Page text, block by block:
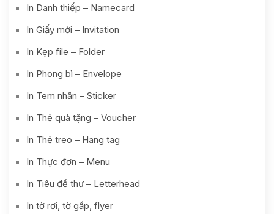
In Danh thiếp – Namecard
In Giấy mời – Invitation
In Kẹp file – Folder
In Phong bì – Envelope
In Tem nhãn – Sticker
In Thẻ quà tặng – Voucher
In Thẻ treo – Hang tag
In Thực đơn – Menu
In Tiêu đề thư – Letterhead
In tờ rơi, tờ gấp, flyer